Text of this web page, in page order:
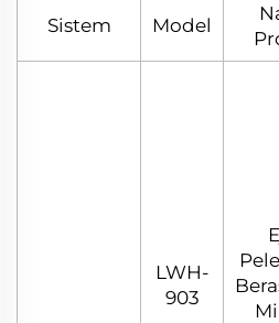
Sistem Model
LWH-
903